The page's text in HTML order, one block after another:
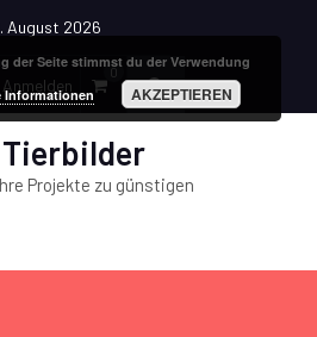
August 2026
0
Projekte zu günstigen
der Seite stimmst du der Verwendung
Informationen AKZEPTIEREN